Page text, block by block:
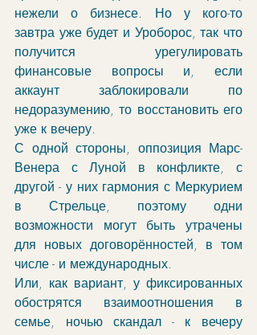
нежели о бизнесе. Но у кого-то
завтра уже будет и Уроборос, так что
получится урегулировать
финансовые вопросы и, если
аккаунт заблокировали по
недоразумению, то восстановить его
уже к вечеру.
С одной стороны, оппозиция Марс-
Венера с Луной в конфликте, с
другой - у них гармония с Меркурием
в Стрельце, поэтому одни
возможности могут быть утрачены
для новых договорённостей, в том
числе - и международных.
Или, как вариант, у фиксированных
обострятся взаимоотношения в
семье, ночью скандал - к вечеру